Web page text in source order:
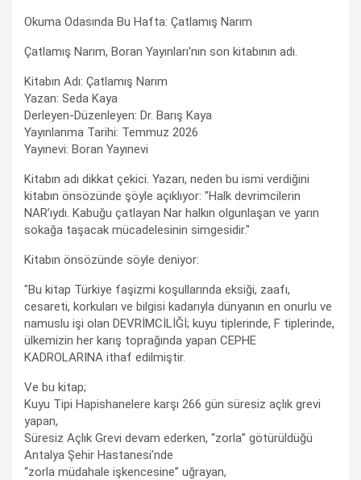
Okuma Odasında Bu Hafta: Çatlamış Narım
Çatlamış Narım, Boran Yayınları'nın son kitabının adı.
Kitabın Adı: Çatlamış Narım
Yazan: Seda Kaya
Derleyen-Düzenleyen: Dr. Barış Kaya
Yayınlanma Tarihi: Temmuz 2026
Yayınevi: Boran Yayınevi
Kitabın adı dikkat çekici. Yazarı, neden bu ismi verdiğini
kitabın önsözünde şöyle açıklıyor: "Halk devrimcilerin
NAR’ıydı. Kabuğu çatlayan Nar halkın olgunlaşan ve yarın
sokağa taşacak mücadelesinin simgesidir."
Kitabın önsözünde söyle deniyor:
"Bu kitap Türkiye faşizmi koşullarında eksiği, zaafı,
cesareti, korkuları ve bilgisi kadarıyla dünyanın en onurlu ve
namuslu işi olan DEVRİMCİLİĞİ; kuyu tiplerinde, F tiplerinde,
ülkemizin her karış toprağında yapan CEPHE
KADROLARINA ithaf edilmiştir.
Ve bu kitap;
Kuyu Tipi Hapishanelere karşı 266 gün süresiz açlık grevi
yapan,
Süresiz Açlık Grevi devam ederken, “zorla” götürüldüğü
Antalya Şehir Hastanesi’nde
“zorla müdahale işkencesine” uğrayan,